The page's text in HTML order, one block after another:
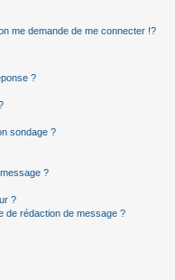
me demande de me connecter !?
?
sondage ?
?
?
de rédaction de message ?